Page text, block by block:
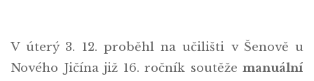
V úterý 3. 12. proběhl na učilišti v Šenově u
Nového Jičína již 16. ročník soutěže manuální